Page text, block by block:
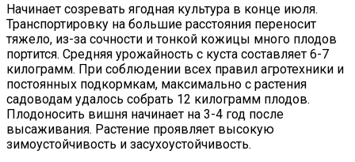
Начинает созревать ягодная культура в конце июля.
Транспортировку на большие расстояния переносит
тяжело, из-за сочности и тонкой кожицы много плодов
портится. Средняя урожайность с куста составляет 6-7
килограмм. При соблюдении всех правил агротехники и
постоянных подкормкам, максимально с растения
садоводам удалось собрать 12 килограмм плодов.
Плодоносить вишня начинает на 3-4 год после
высаживания. Растение проявляет высокую
зимоустойчивость и засухоустойчивость.